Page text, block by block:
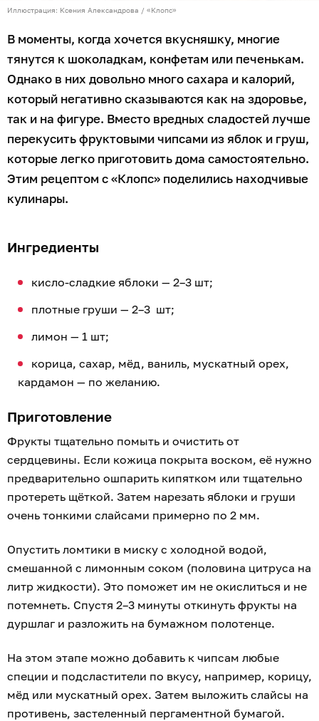
Иллюстрация: Ксения Александрова / «Клопс»
В моменты, когда хочется вкусняшку, многие
тянутся к шоколадкам, конфетам или печенькам.
Однако в них довольно много сахара и калорий,
который негативно сказываются как на здоровье,
так и на фигуре. Вместо вредных сладостей лучше
перекусить фруктовыми чипсами из яблок и груш,
которые легко приготовить дома самостоятельно.
Этим рецептом с «Клопс» поделились находчивые
кулинары.
Ингредиенты
кисло-сладкие яблоки — 2–3 шт;
плотные груши — 2–3 шт;
лимон — 1 шт;
корица, сахар, мёд, ваниль, мускатный орех,
кардамон — по желанию.
Приготовление
Фрукты тщательно помыть и очистить от
сердцевины. Если кожица покрыта воском, её нужно
предварительно ошпарить кипятком или тщательно
протереть щёткой. Затем нарезать яблоки и груши
очень тонкими слайсами примерно по 2 мм.
Опустить ломтики в миску с холодной водой,
смешанной с лимонным соком (половина цитруса на
литр жидкости). Это поможет им не окислиться и не
потемнеть. Спустя 2–3 минуты откинуть фрукты на
дуршлаг и разложить на бумажном полотенце.
На этом этапе можно добавить к чипсам любые
специи и подсластители по вкусу, например, корицу,
мёд или мускатный орех. Затем выложить слайсы на
противень, застеленный пергаментной бумагой.